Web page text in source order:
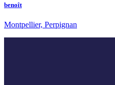
benoît
Montpellier, Perpignan